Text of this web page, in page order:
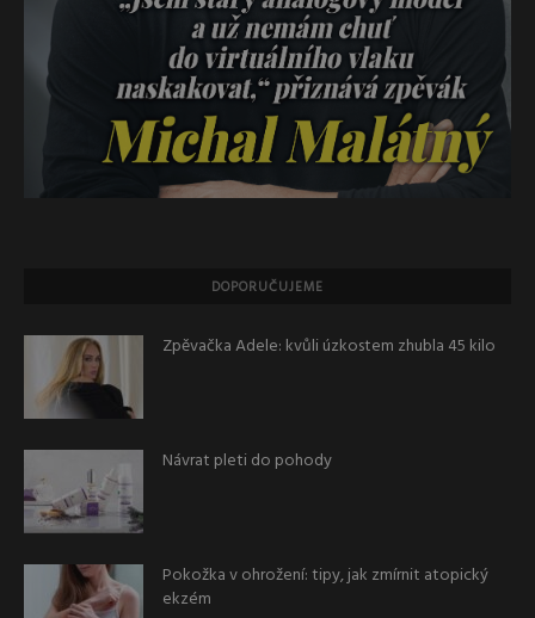
DOPORUČUJEME
Zpěvačka Adele: kvůli úzkostem zhubla 45 kilo
Návrat pleti do pohody
Pokožka v ohrožení: tipy, jak zmírnit atopický
ekzém